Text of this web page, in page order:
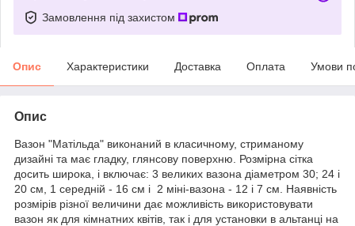
Замовлення під захистом
Опис Характеристики Доставка Оплата Умови
Опис
Вазон "Матільда" виконаний в класичному, стриманому
дизайні та має гладку, глянсову поверхню. Розмірна сітка
досить широка, і включає: 3 великих вазона діаметром 30; 24 і
20 см, 1 середній - 16 см і 2 міні-вазона - 12 і 7 см. Наявність
розмірів різної величини дає можливість використовувати
вазон як для кімнатних квітів, так і для установки в альтанці на